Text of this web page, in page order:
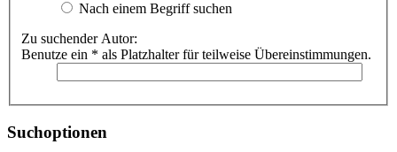
Nach einem Begriff suchen
Zu suchender Autor:
Benutze ein * als Platzhalter für teilweise Übereinstimmungen.
Suchoptionen